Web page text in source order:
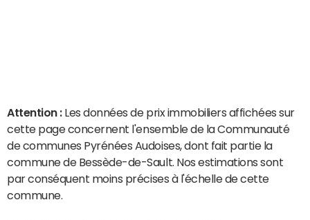
Attention : Les données de prix immobiliers affichées sur
cette page concernent l'ensemble de la Communauté
de communes Pyrénées Audoises, dont fait partie la
commune de Bessède-de-Sault. Nos estimations sont
par conséquent moins précises à l'échelle de cette
commune.